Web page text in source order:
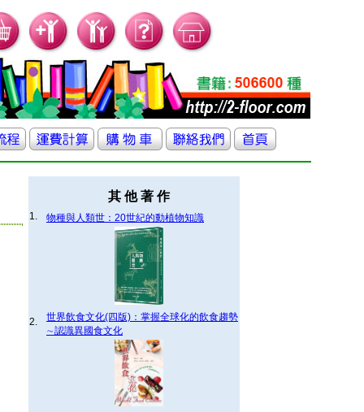
其 他 著 作
1. 物種與人類世：20世紀的動植物知識
2.
世界飲食文化(四版)：掌握全球化的飲食趨勢
∼認識異國食文化